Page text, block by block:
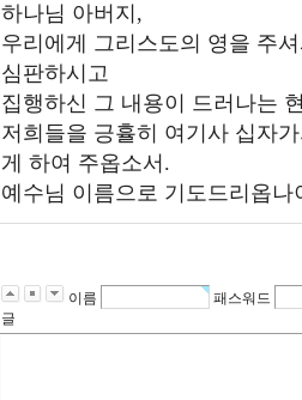
하나님 아버지,
우리에게 그리스도의 영을 주
심판하시고
집행하신 그 내용이 드러나는
저희들을 긍휼히 여기사 십자
게 하여 주옵소서.
예수님 이름으로 기도드리옵나
이름
패스워드
글